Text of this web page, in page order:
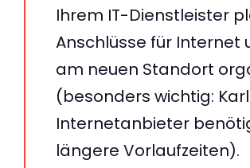
Ihrem IT-Dienstleister
Anschlüsse für Internet
am neuen Standort
(besonders wichtig:
Internetanbieter
längere Vorlaufzeiten).